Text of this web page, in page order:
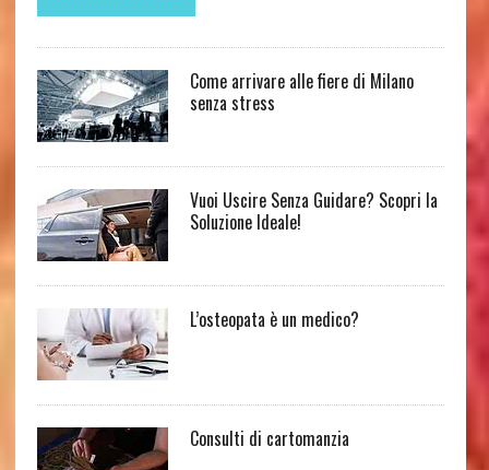
Come arrivare alle fiere di Milano
senza stress
Vuoi Uscire Senza Guidare? Scopri la
Soluzione Ideale!
L’osteopata è un medico?
Consulti di cartomanzia